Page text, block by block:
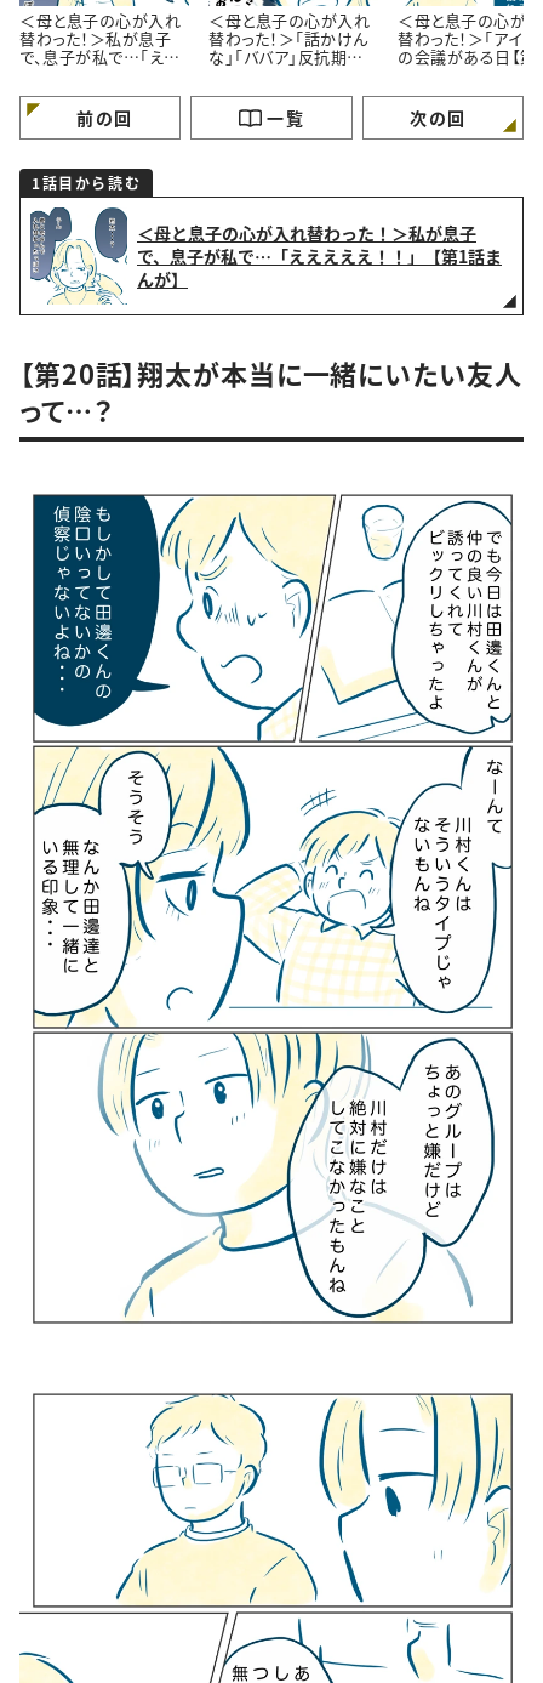
＜母と息子の心が入れ
替わった！＞私が息子
で、息子が私で…「ええ
が】
＜母と息子の心が入れ
替わった！＞「話かけん
な」「ババア」反抗期
まんが】
＜母と息子の心が
替わった！＞「アイツ
の会議がある日【第
前の回 一覧 次の回
1話目から読む
＜母と息子の心が入れ替わった！＞私が息子
で、息子が私で…「えええええ！！」【第1話ま
んが】
【第20話】翔太が本当に一緒にいたい友人
って…？